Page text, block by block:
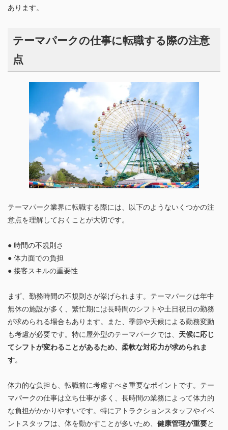
あります。
テーマパークの仕事に転職する際の注意
点
テーマパーク業界に転職する際には、以下のようないくつかの注
意点を理解しておくことが大切です。
● 時間の不規則さ
● 体力面での負担
● 接客スキルの重要性
まず、勤務時間の不規則さが挙げられます。テーマパークは年中
無休の施設が多く、繁忙期には長時間のシフトや土日祝日の勤務
が求められる場合もあります。また、季節や天候による勤務変動
も考慮が必要です。特に屋外型のテーマパークでは、 天候に応じ
てシフトが変わることがあるため、柔軟な対応力が求められま
す。
体力的な負担も、転職前に考慮すべき重要なポイントです。テー
マパークの仕事は立ち仕事が多く、長時間の業務によって体力的
な負担がかかりやすいです。特にアトラクションスタッフやイベ
ントスタッフは、体を動かすことが多いため、 健康管理が重要と